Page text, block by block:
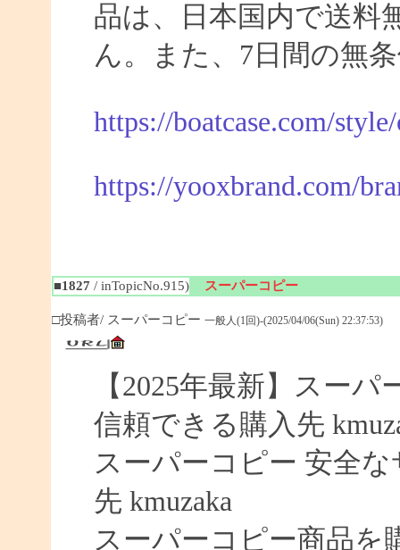
品は、日本国内で送料
ん。また、7日間の無
https://boatcase.com/
https://yooxbrand.com/
■1827 / inTopicNo.915) スーパーコピー
□投稿者/ スーパーコピー 一般人(1回)-(2025/04/06(Sun) 22:37:53)
【2025年最新】スー
信頼できる購入先
スーパーコピー 安全
先 kmuzaka
スーパーコピー商品を